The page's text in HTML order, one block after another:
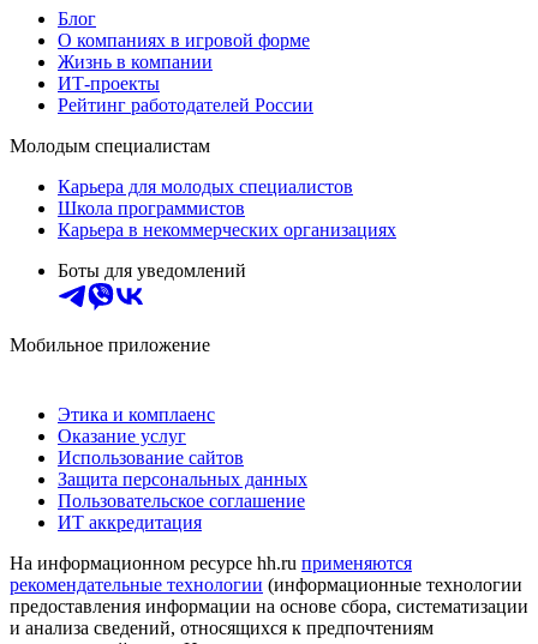
Блог
О компаниях в игровой форме
Жизнь в компании
ИТ-проекты
Рейтинг работодателей России
Молодым специалистам
Карьера для молодых специалистов
Школа программистов
Карьера в некоммерческих организациях
Боты для уведомлений
Мобильное приложение
Этика и комплаенс
Оказание услуг
Использование сайтов
Защита персональных данных
Пользовательское соглашение
ИТ аккредитация
На информационном ресурсе hh.ru применяются
рекомендательные технологии (информационные технологии
предоставления информации на основе сбора, систематизации
и анализа сведений, относящихся к предпочтениям